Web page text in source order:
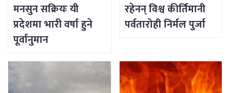
मनसुन सक्रियः यी
प्रदेशमा भारी वर्षा हुने
पूर्वानुमान
रहेनन् विश्व कीर्तिमानी
पर्वतारोही निर्मल पुर्जा